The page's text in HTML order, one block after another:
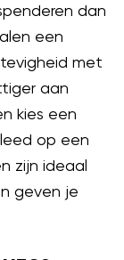
dan
een
met
aan
kies een
op een
zijn ideaal
geven je